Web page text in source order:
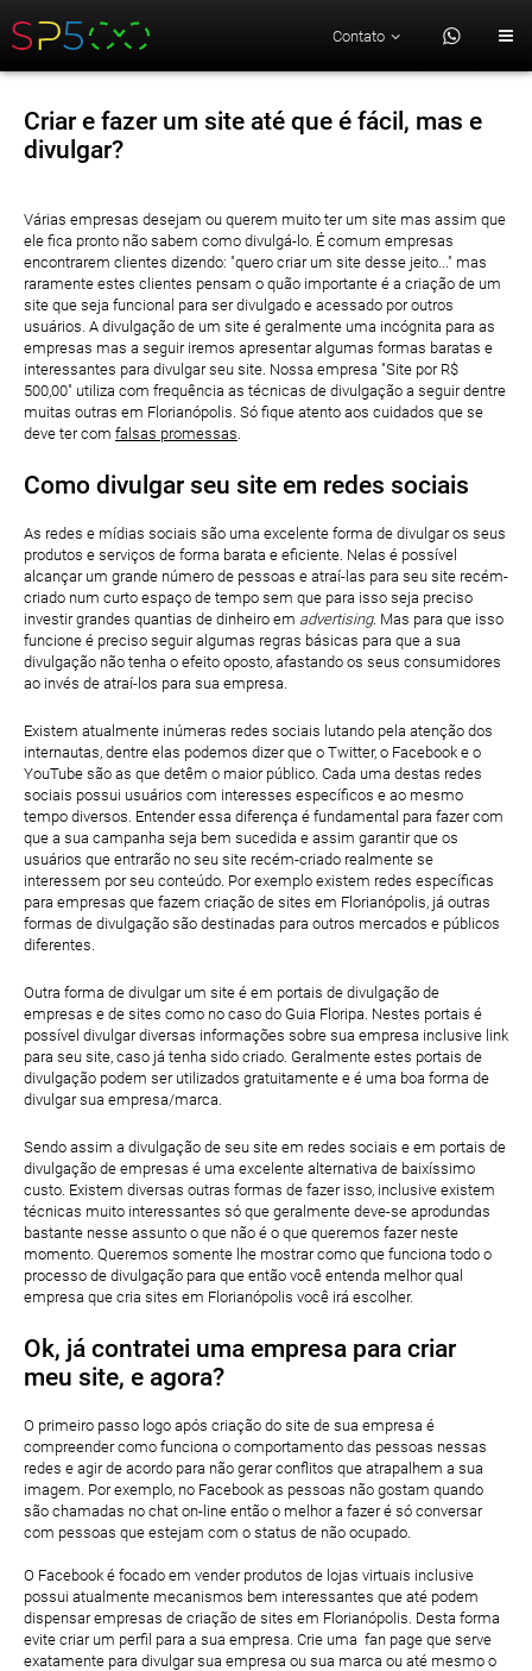
Contato
Criar e fazer um site até que é fácil, mas e
divulgar?
Várias empresas desejam ou querem muito ter um site mas assim que
ele fica pronto não sabem como divulgá-lo. É comum empresas
encontrarem clientes dizendo: "quero criar um site desse jeito..." mas
raramente estes clientes pensam o quão importante é a criação de um
site que seja funcional para ser divulgado e acessado por outros
usuários. A divulgação de um site é geralmente uma incógnita para as
empresas mas a seguir iremos apresentar algumas formas baratas e
interessantes para divulgar seu site. Nossa empresa "Site por R$
500,00" utiliza com frequência as técnicas de divulgação a seguir dentre
muitas outras em Florianópolis. Só fique atento aos cuidados que se
deve ter com falsas promessas.
Como divulgar seu site em redes sociais
As redes e mídias sociais são uma excelente forma de divulgar os seus
produtos e serviços de forma barata e eficiente. Nelas é possível
alcançar um grande número de pessoas e atraí-las para seu site recém-
criado num curto espaço de tempo sem que para isso seja preciso
investir grandes quantias de dinheiro em advertising. Mas para que isso
funcione é preciso seguir algumas regras básicas para que a sua
divulgação não tenha o efeito oposto, afastando os seus consumidores
ao invés de atraí-los para sua empresa.
Existem atualmente inúmeras redes sociais lutando pela atenção dos
internautas, dentre elas podemos dizer que o Twitter, o Facebook e o
YouTube são as que detêm o maior público. Cada uma destas redes
sociais possui usuários com interesses específicos e ao mesmo
tempo diversos. Entender essa diferença é fundamental para fazer com
que a sua campanha seja bem sucedida e assim garantir que os
usuários que entrarão no seu site recém-criado realmente se
interessem por seu conteúdo. Por exemplo existem redes específicas
para empresas que fazem criação de sites em Florianópolis, já outras
formas de divulgação são destinadas para outros mercados e públicos
diferentes.
Outra forma de divulgar um site é em portais de divulgação de
empresas e de sites como no caso do Guia Floripa. Nestes portais é
possível divulgar diversas informações sobre sua empresa inclusive link
para seu site, caso já tenha sido criado. Geralmente estes portais de
divulgação podem ser utilizados gratuitamente e é uma boa forma de
divulgar sua empresa/marca.
Sendo assim a divulgação de seu site em redes sociais e em portais de
divulgação de empresas é uma excelente alternativa de baixíssimo
custo. Existem diversas outras formas de fazer isso, inclusive existem
técnicas muito interessantes só que geralmente deve-se aprodundas
bastante nesse assunto o que não é o que queremos fazer neste
momento. Queremos somente lhe mostrar como que funciona todo o
processo de divulgação para que então você entenda melhor qual
empresa que cria sites em Florianópolis você irá escolher.
Ok, já contratei uma empresa para criar
meu site, e agora?
O primeiro passo logo após criação do site de sua empresa é
compreender como funciona o comportamento das pessoas nessas
redes e agir de acordo para não gerar conflitos que atrapalhem a sua
imagem. Por exemplo, no Facebook as pessoas não gostam quando
são chamadas no chat on-line então o melhor a fazer é só conversar
com pessoas que estejam com o status de não ocupado.
O Facebook é focado em vender produtos de lojas virtuais inclusive
possui atualmente mecanismos bem interessantes que até podem
dispensar empresas de criação de sites em Florianópolis. Desta forma
evite criar um perfil para a sua empresa. Crie uma fan page que serve
exatamente para divulgar sua empresa ou sua marca ou até mesmo o